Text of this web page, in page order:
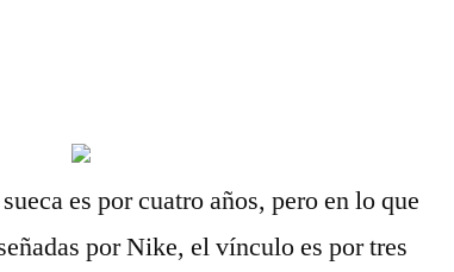
es por cuatro años, pero en lo que
por Nike, el vínculo es por tres